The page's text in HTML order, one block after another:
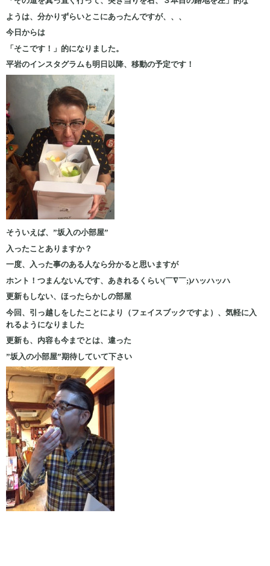
ようは、分かりずらいとこにあったんですが、、、
今日からは
「そこです！」的になりました。
平岩のインスタグラムも明日以降、移動の予定です！
そういえば、”坂入の小部屋”
入ったことありますか？
一度、入った事のある人なら分かると思いますが
ホント！つまんないんです、あきれるくらい(￣∇￣;)ハッハッハ
更新もしない、ほったらかしの部屋
今回、引っ越しをしたことにより（フェイスブックですよ）、気軽に入
れるようになりました
更新も、内容も今までとは、違った
”坂入の小部屋”期待していて下さい